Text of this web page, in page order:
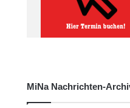
MiNa Nachrichten-